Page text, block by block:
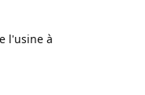
l'usine à